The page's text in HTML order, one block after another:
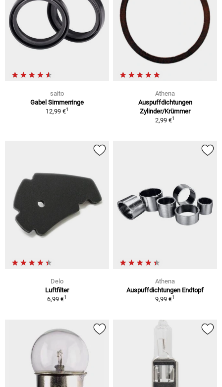
saito
Gabel Simmerringe
12,99 €1
Athena
Auspuffdichtungen
Zylinder/Krümmer
2,99 €1
Delo
Luftfilter
6,99 €1
Athena
Auspuffdichtungen Endtopf
9,99 €1